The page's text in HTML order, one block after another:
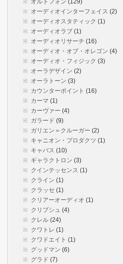
オルトフォン (129)
オーディオインターフェイス (2)
オーディオスタティック (1)
オーディオラブ (1)
オーディオリサーチ (16)
オーディオ・オブ・オレゴン (4)
オーディオ・フィジック (3)
オーラデザイン (2)
オーラトーン (3)
カウンターポイント (16)
カーマ (1)
カーヴァー (4)
ガラード (9)
ガリエン＝クルーガー (2)
キャニオン・プロダクツ (1)
キャバス (10)
ギャラクトロン (3)
クインテッセンス (1)
クライン (1)
クラッセ (1)
クリアーオーディオ (1)
クリプシュ (4)
クレル (24)
クワトレ (1)
クワドエイト (1)
グッドマン (6)
グラド (7)